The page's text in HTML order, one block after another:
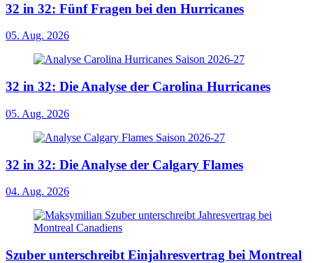
32 in 32: Fünf Fragen bei den Hurricanes
05. Aug. 2026
32 in 32: Die Analyse der Carolina Hurricanes
05. Aug. 2026
32 in 32: Die Analyse der Calgary Flames
04. Aug. 2026
Szuber unterschreibt Einjahresvertrag bei Montreal